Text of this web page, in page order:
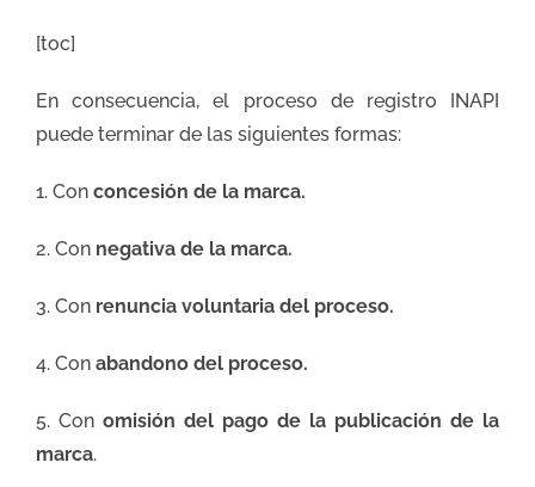
[toc]
En consecuencia, el proceso de registro INAPI
puede terminar de las siguientes formas:
1. Con concesión de la marca.
2. Con negativa de la marca.
3. Con renuncia voluntaria del proceso.
4. Con abandono del proceso.
5. Con omisión del pago de la publicación de la
marca.